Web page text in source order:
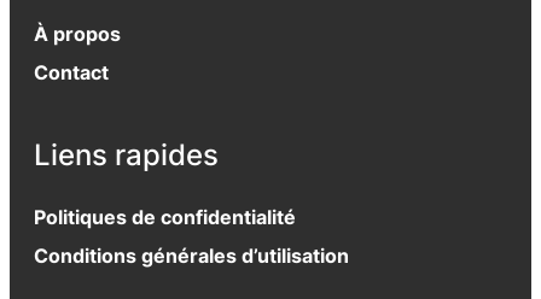
À propos
Contact
Liens rapides
Politiques de confidentialité
Conditions générales d’utilisation